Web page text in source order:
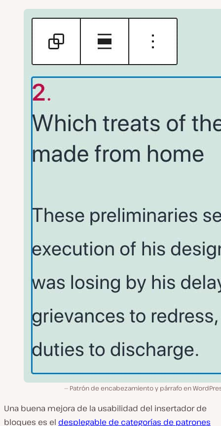
Patrón de encabezamiento y párrafo en
Una buena mejora de la usabilidad del insertador de
bloques es el desplegable de categorías de patrones